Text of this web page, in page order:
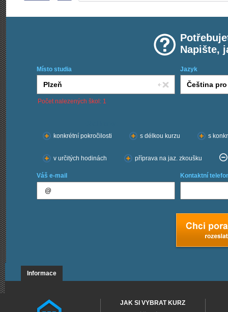
Napište,
Místo studia Jazyk
Počet nalezených škol: 1
konkrétní pokročilosti
s délkou kurzu s
v určitých hodinách příprava na jaz. zkoušku
Váš e-mail Kontaktní
Informace
JAK SI VYBRAT KURZ